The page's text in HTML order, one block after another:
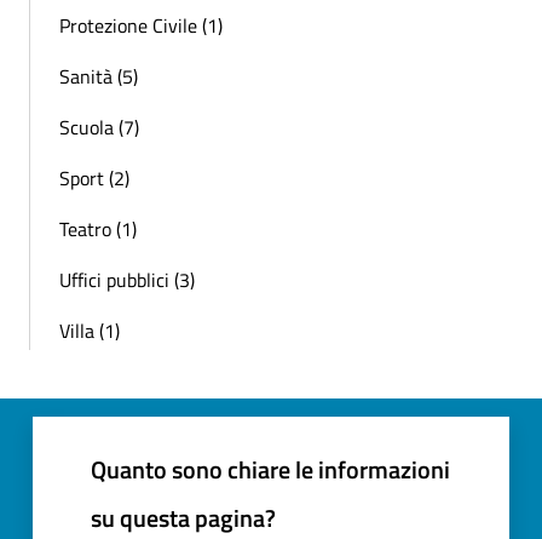
Protezione Civile (1)
Sanità (5)
Scuola (7)
Sport (2)
Teatro (1)
Uffici pubblici (3)
Villa (1)
Quanto sono chiare le informazioni
su questa pagina?